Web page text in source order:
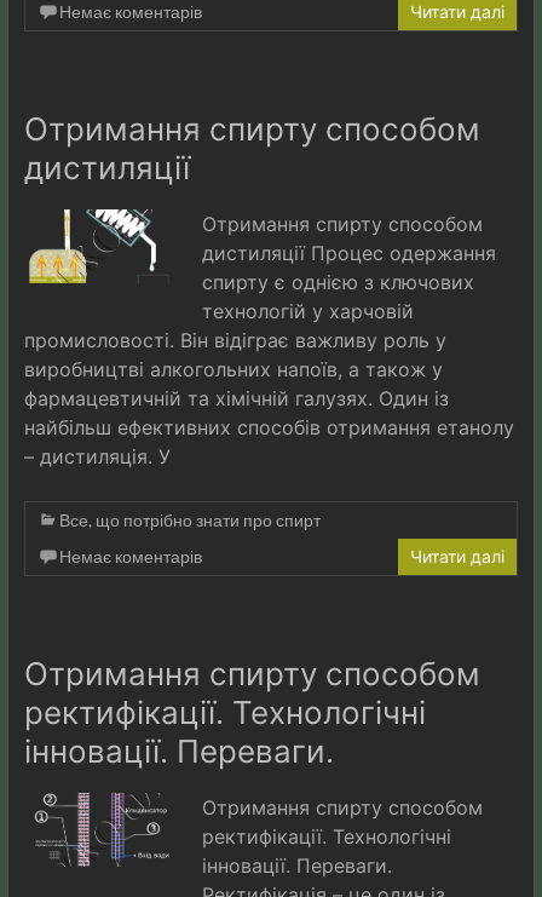
Немає коментарів
Читати далі
Отримання спирту способом
дистиляції
Отримання спирту способом
дистиляції Процес одержання
спирту є однією з ключових
технологій у харчовій
промисловості. Він відіграє важливу роль у
виробництві алкогольних напоїв, а також у
фармацевтичній та хімічній галузях. Один із
найбільш ефективних способів отримання етанолу
– дистиляція. У
Все, що потрібно знати про спирт
Немає коментарів
Читати далі
Отримання спирту способом
ректифікації. Технологічні
інновації. Переваги.
Отримання спирту способом
ректифікації. Технологічні
інновації. Переваги.